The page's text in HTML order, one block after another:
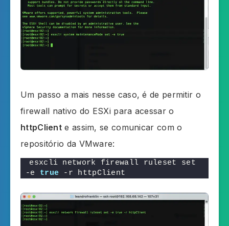
Um passo a mais nesse caso, é de permitir o
firewall nativo do ESXi para acessar o
httpClient e assim, se comunicar com o
repositório da VMware:
esxcli network firewall ruleset set
-e true -r httpClient